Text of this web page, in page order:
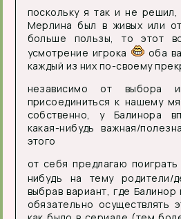
поскольку я так и не
Мерлина был в живых или
больше пользы, то этот
усмотрение игрока
оба
каждый из них по-своему
независимо от выбора
присоединиться к нашему
собственно, у Балинора
какая-нибудь важная/
этого
от себя предлагаю
нибудь на тему родители/
выбрав вариант, где
обязательно осуществлять